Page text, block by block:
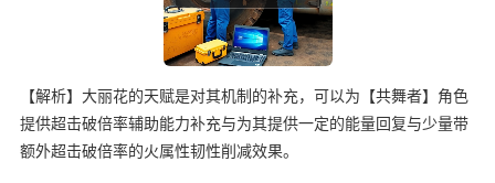
【解析】大丽花的天赋是对其机制的补充，可以为【共舞者】角色
提供超击破倍率辅助能力补充与为其提供一定的能量回复与少量带
额外超击破倍率的火属性韧性削减效果。